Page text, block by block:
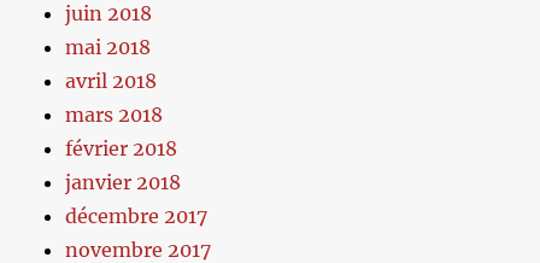
juin 2018
mai 2018
avril 2018
mars 2018
février 2018
janvier 2018
décembre 2017
novembre 2017